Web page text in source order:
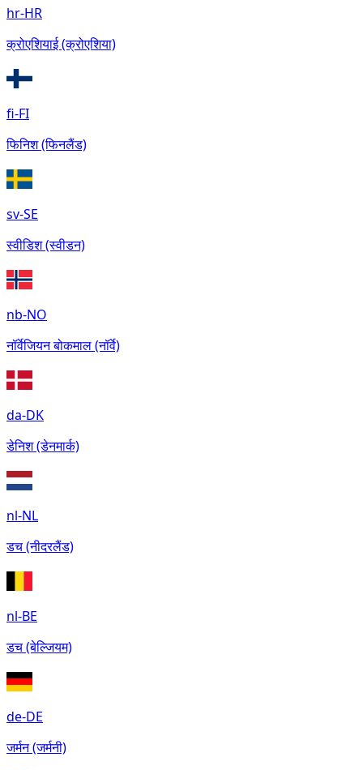
hr-HR
क्रोएशियाई (क्रोएशिया)
fi-FI
फिनिश (फिनलैंड)
sv-SE
स्वीडिश (स्वीडन)
nb-NO
नॉर्वेजियन बोकमाल (नॉर्वे)
da-DK
डेनिश (डेनमार्क)
nl-NL
डच (नीदरलैंड)
nl-BE
डच (बेल्जियम)
de-DE
जर्मन (जर्मनी)